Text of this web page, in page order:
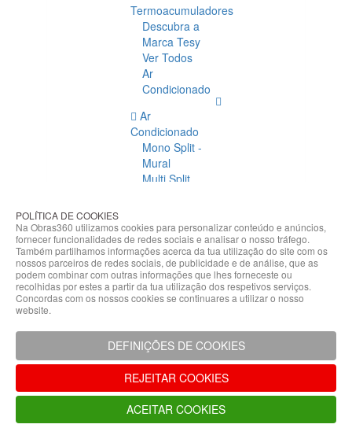
Termoacumuladores
Descubra a
Marca Tesy
Ver Todos
Ar
Condicionado
Ar
Condicionado
Mono Split -
Mural
Multi Split
Condicionado
Acessórios
Climatização
Acessórios
Climatização
Hidráulicas
Controladores
Fixações e
Acessórios
Isolamento
para
Tubagem
POLÍTICA DE COOKIES
Na Obras360 utilizamos cookies para personalizar conteúdo e anúncios,
fornecer funcionalidades de redes sociais e analisar o nosso tráfego.
Também partilhamos informações acerca da tua utilização do site com os
nossos parceiros de redes sociais, de publicidade e de análise, que as
podem combinar com outras informações que lhes forneceste ou
recolhidas por estes a partir da tua utilização dos respetivos serviços.
Concordas com os nossos cookies se continuares a utilizar o nosso
website.
DEFINIÇÕES DE COOKIES
REJEITAR COOKIES
ACEITAR COOKIES